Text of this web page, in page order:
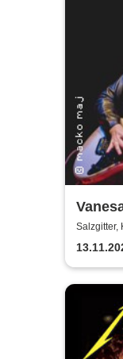
Vanesa
Kirche
Salzgitter,